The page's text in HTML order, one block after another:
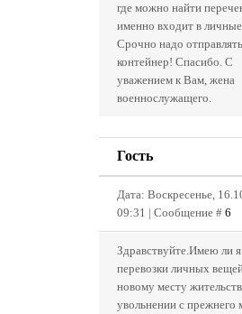
где можно найти
именно входит в
Срочно надо отправлять
контейнер! Спасибо. С
уважением к Вам, жена
военнослужащего.
Гость
Дата: Воскресенье,
09:31 | Сообщение # 6
Здравствуйте.Имею ли
перевозки личных
новому месту
увольнении с прежнего